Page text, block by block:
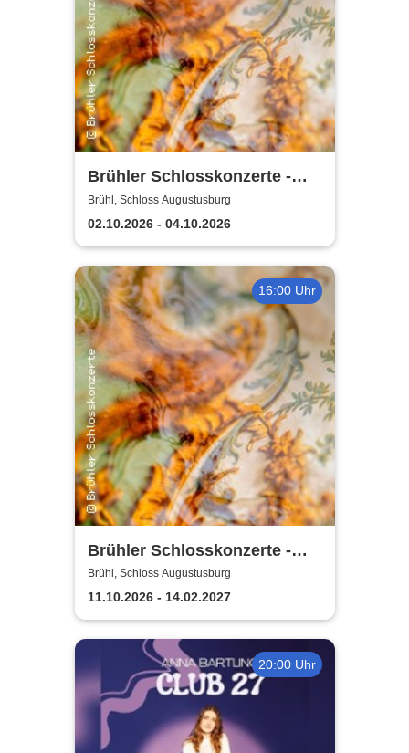
Brühler Schlosskonzerte -
Haydn-Festival 2026
Brühl, Schloss Augustusburg
02.10.2026 - 04.10.2026
16:00 Uhr
Brühler Schlosskonzerte -
Bach um vier 2026/27
Brühl, Schloss Augustusburg
11.10.2026 - 14.02.2027
20:00 Uhr